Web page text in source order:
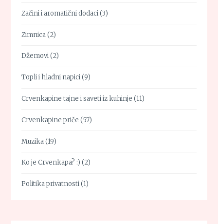
Začini i aromatični dodaci(3)
Zimnica(2)
Džemovi(2)
Topli i hladni napici(9)
Crvenkapine tajne i saveti iz kuhinje (11)
Crvenkapine priče (57)
Muzika(19)
Ko je Crvenkapa? :) (2)
Politika privatnosti(1)